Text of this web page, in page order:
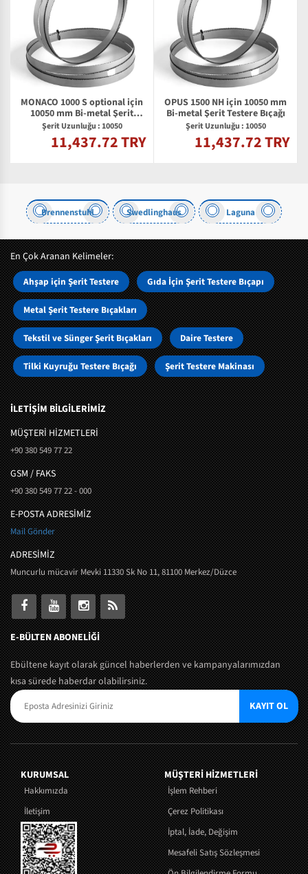
MONACO 1000 S optional için
10050 mm Bi-metal Şerit
Testere Bıçağı
Şerit Uzunluğu : 10050
11,437.72 TRY
OPUS 1500 NH için 10050 mm
Bi-metal Şerit Testere Bıçağı
Şerit Uzunluğu : 10050
11,437.72 TRY
Brennenstuhl Swedlinghaus Laguna
En Çok Aranan Kelimeler:
Ahşap için Şerit Testere Gıda İçin Şerit Testere Bıçapı
Metal Şerit Testere Bıçakları
Tekstil ve Sünger Şerit Bıçakları Daire Testere
Tilki Kuyruğu Testere Bıçağı Şerit Testere Makinası
İLETİŞİM BİLGİLERİMİZ
MÜŞTERI HIZMETLERI
+90 380 549 77 22
GSM / FAKS
+90 380 549 77 22 - 000
E-POSTA ADRESİMİZ
Mail Gönder
ADRESİMİZ
Muncurlu mücavir Mevki 11330 Sk No 11, 81100 Merkez/Düzce
E-BÜLTEN ABONELİĞİ
Ebültene kayıt olarak güncel haberlerden ve kampanyalarımızdan
kısa sürede haberdar olabilirsiniz.
KAYIT OL
KURUMSAL
Hakkımızda
İletişim
MÜŞTERI HIZMETLERI
İşlem Rehberi
Çerez Politikası
İptal, İade, Değişim
Mesafeli Satış Sözleşmesi